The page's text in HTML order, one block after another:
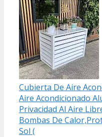
Cubierta De Aire
Aire Acondicionado
Privacidad Al Aire
Bombas De
Sol (